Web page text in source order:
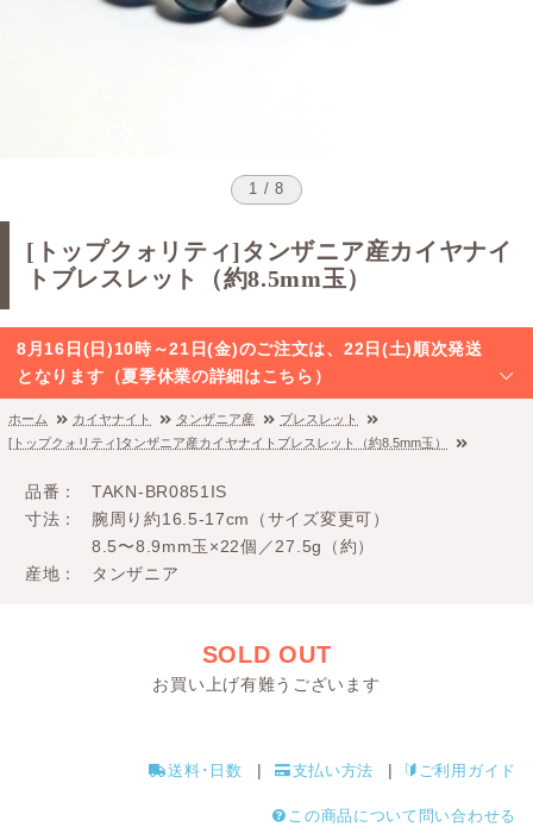
1 / 8
[トップクォリティ]タンザニア産カイヤナイ
トブレスレット（約8.5mm玉）
8月16日(日)10時～21日(金)のご注文は、22日(土)順次発送
となります（夏季休業の詳細はこちら）
ホーム カイヤナイト タンザニア産
ブレスレット
[トップクォリティ]タンザニア産カイヤナイトブレスレット（約8.5mm玉）
品番
TAKN-BR0851IS
寸法
腕周り約16.5-17cm（サイズ変更可）
8.5〜8.9mm玉×22個／27.5g（約）
産地
タンザニア
SOLD OUT
お買い上げ有難うございます
送料･日数 支払い方法 ご利用ガイド
この商品について問い合わせる